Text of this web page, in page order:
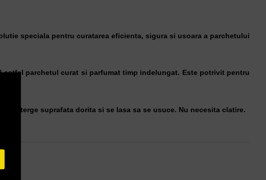
speciala pentru curatarea eficienta, sigura si usoara a parchetului
parchetul curat si parfumat timp indelungat. Este potrivit pentru
sterge suprafata dorita si se lasa sa se usuce. Nu necesita clatire.